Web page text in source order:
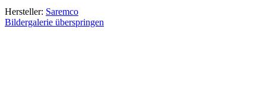
Hersteller: Saremco
Bildergalerie überspringen